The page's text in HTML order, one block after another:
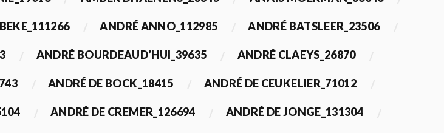
ANDRÉ ANNO_112985 ANDRÉ BATSLEER_23506
ANDRÉ BOURDEAUD’HUI_39635 ANDRÉ CLAEYS_26870
ANDRÉ DE BOCK_18415 ANDRÉ DE CEUKELIER_71012
ANDRÉ DE CREMER_126694 ANDRÉ DE JONGE_131304